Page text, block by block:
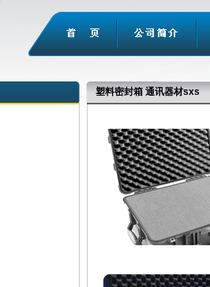
塑料密封箱 通讯器材sxs